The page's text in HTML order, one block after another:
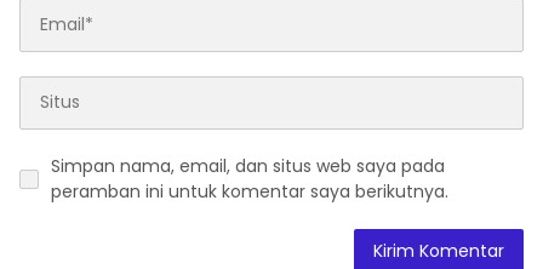
Simpan nama, email, dan situs web saya pada
peramban ini untuk komentar saya berikutnya.